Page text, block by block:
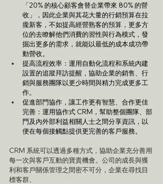
「20% 的核心顧客會替企業帶來 80% 的營
收」，因此企業與其花大量的行銷預算在拉
攏新客，不如提高經營熟客的預算，更多方
位的去瞭解他們消費的習性與行為模式，發
掘出更多的需求，就能以最低的成本成功帶
動營收。
提高流程效率：運用自動化流程和系統內建
設置的追蹤拜訪提醒，協助企業的銷售、行
銷與服務團隊以更少時間與精力完成更多工
作。
促進部門協作，讓工作更有智慧、合作更佳
完善：運用協作式 CRM，幫助整個團隊、部
門及內外部利益相關人士之間分享資訊，以
便在每個接觸點提供更完善的客戶服務。
CRM 系統可以透過多種方式，協助企業充分善用
每一次與客戶互動的寶貴機會。公司的成長與獲
利和客戶關係管理之間密不可分，企業在尋找目
標客群、